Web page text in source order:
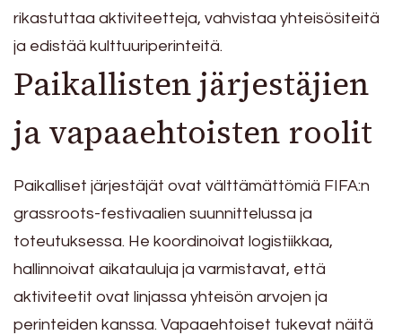
rikastuttaa aktiviteetteja, vahvistaa yhteisösiteitä
ja edistää kulttuuriperinteitä.
Paikallisten järjestäjien
ja vapaaehtoisten roolit
Paikalliset järjestäjät ovat välttämättömiä FIFA:n
grassroots-festivaalien suunnittelussa ja
toteutuksessa. He koordinoivat logistiikkaa,
hallinnoivat aikatauluja ja varmistavat, että
aktiviteetit ovat linjassa yhteisön arvojen ja
perinteiden kanssa. Vapaaehtoiset tukevat näitä